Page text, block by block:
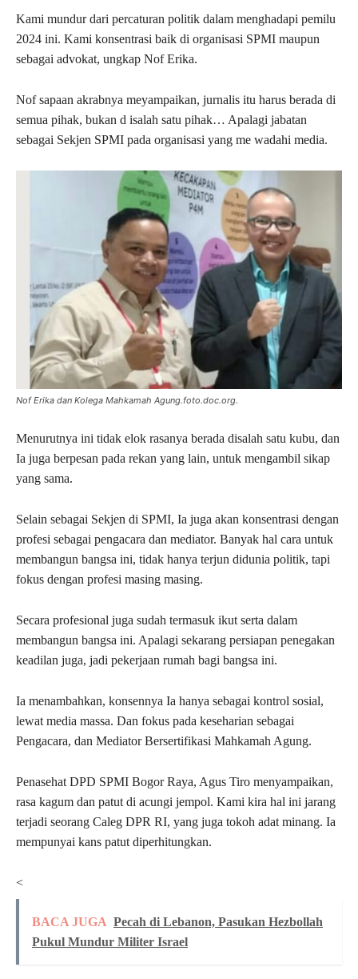
Kami mundur dari percaturan politik dalam menghadapi pemilu
2024 ini. Kami konsentrasi baik di organisasi SPMI maupun
sebagai advokat, ungkap Nof Erika.
Nof sapaan akrabnya meyampaikan, jurnalis itu harus berada di
semua pihak, bukan d isalah satu pihak… Apalagi jabatan
sebagai Sekjen SPMI pada organisasi yang me wadahi media.
Nof Erika dan Kolega Mahkamah Agung.foto.doc.org.
Menurutnya ini tidak elok rasanya berada disalah satu kubu, dan
Ia juga berpesan pada rekan yang lain, untuk mengambil sikap
yang sama.
Selain sebagai Sekjen di SPMI, Ia juga akan konsentrasi dengan
profesi sebagai pengacara dan mediator. Banyak hal cara untuk
membangun bangsa ini, tidak hanya terjun didunia politik, tapi
fokus dengan profesi masing masing.
Secara profesional juga sudah termasuk ikut serta dalam
membangun bangsa ini. Apalagi sekarang persiapan penegakan
keadilan juga, jadi pekerjaan rumah bagi bangsa ini.
Ia menambahkan, konsennya Ia hanya sebagai kontrol sosial,
lewat media massa. Dan fokus pada keseharian sebagai
Pengacara, dan Mediator Bersertifikasi Mahkamah Agung.
Penasehat DPD SPMI Bogor Raya, Agus Tiro menyampaikan,
rasa kagum dan patut di acungi jempol. Kami kira hal ini jarang
terjadi seorang Caleg DPR RI, yang juga tokoh adat minang. Ia
mempunyai kans patut diperhitungkan.
<
BACA JUGA Pecah di Lebanon, Pasukan Hezbollah
Pukul Mundur Militer Israel